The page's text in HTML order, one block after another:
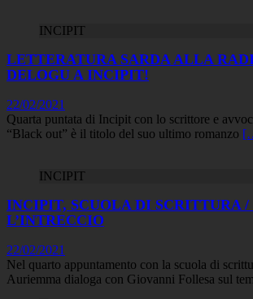
INCIPIT
LETTERATURA SARDA ALLA
DELOGU A INCIPIT!
22/02/2021
Quarta puntata di Incipit con lo scrittore e
“Black out” è il titolo del suo ultimo romanzo
INCIPIT
INCIPIT, SCUOLA DI SCRITTURA /
L’INTRECCIO
22/02/2021
Nel quarto appuntamento con la scuola di
Auriemma dialoga con Giovanni Follesa sul